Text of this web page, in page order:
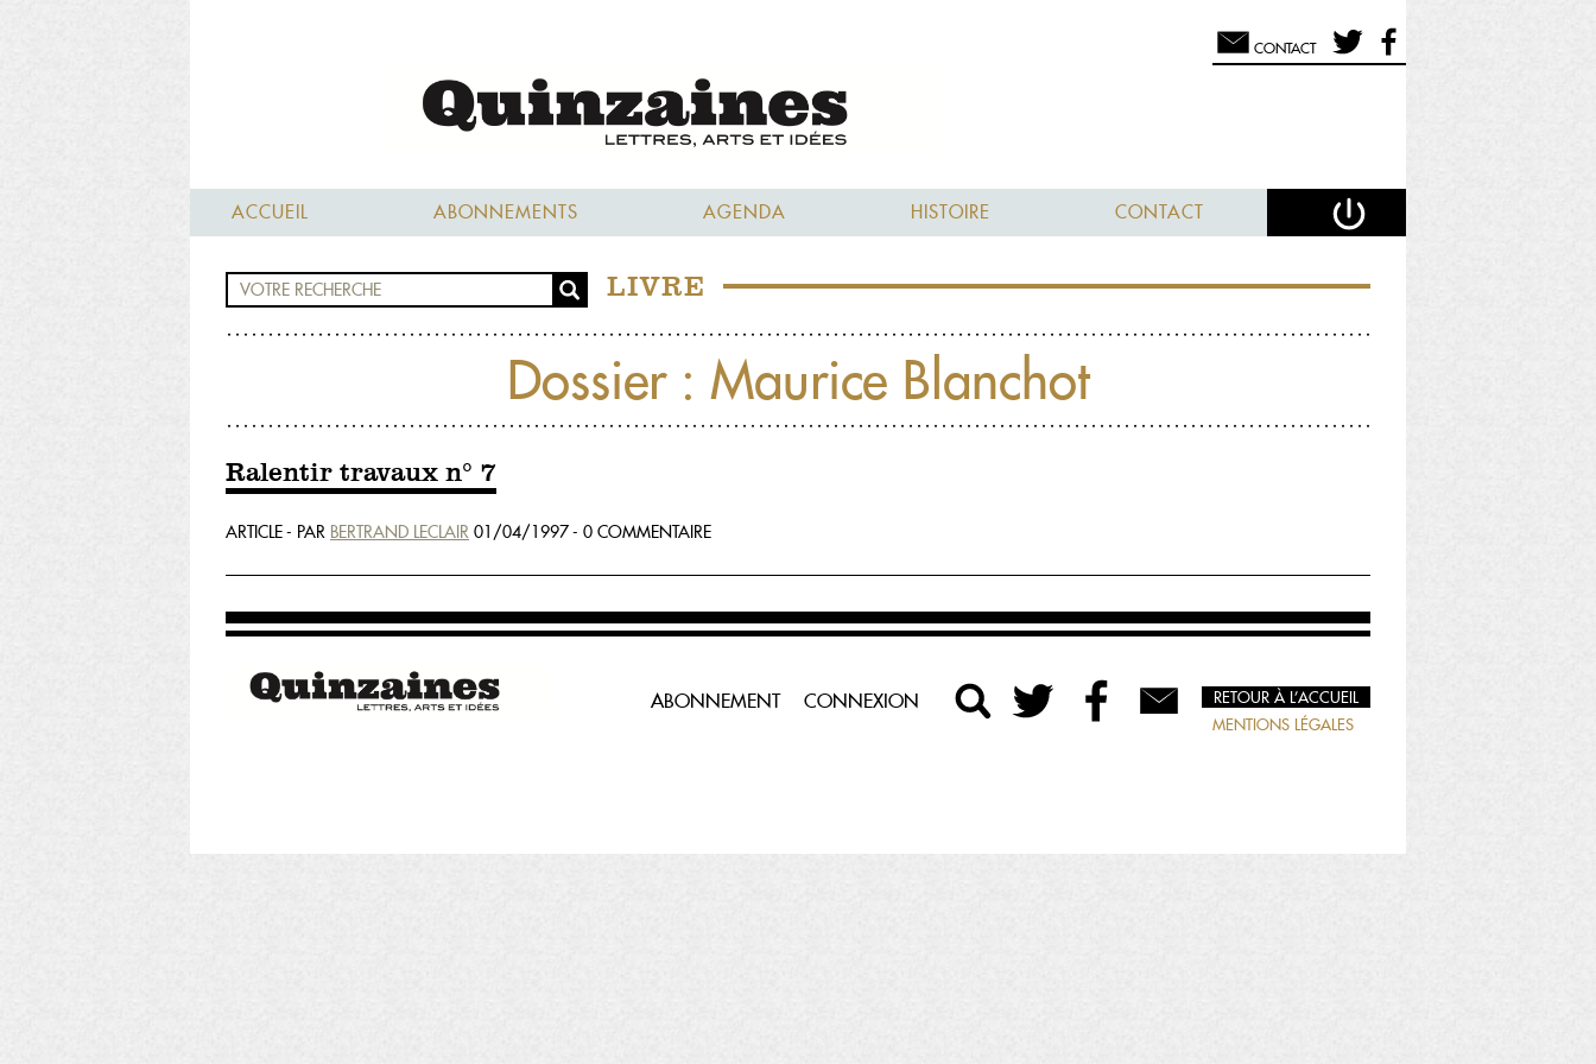
CONTACT
ACCUEIL ABONNEMENTS AGENDA HISTOIRE CONTACT
LIVRE
Dossier : Maurice Blanchot
Ralentir travaux n° 7
ARTICLE - PAR BERTRAND LECLAIR 01/04/1997 - 0 COMMENTAIRE
ABONNEMENT CONNEXION
RETOUR À L’ACCUEIL
MENTIONS LÉGALES